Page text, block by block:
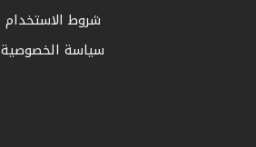
شروط الاستخدام
سياسة الخصوصية